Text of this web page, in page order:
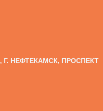
Г. НЕФТЕКАМСК, ПРОСПЕКТ